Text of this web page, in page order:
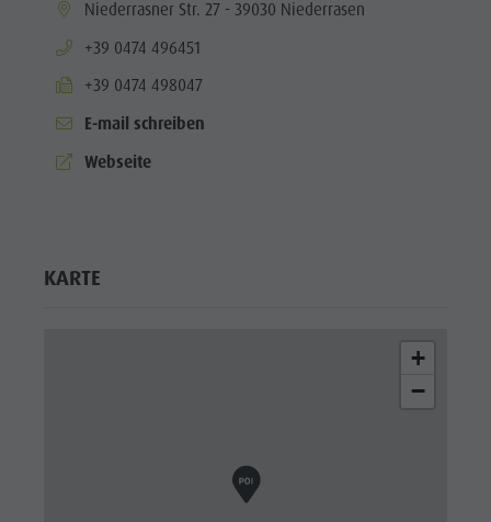
aria.location:
Niederrasner Str. 27 - 39030 Niederrasen
aria.phone:
+39 0474 496451
aria.fax:
+39 0474 498047
E-mail schreiben
aria.website:
Webseite
KARTE
+
−